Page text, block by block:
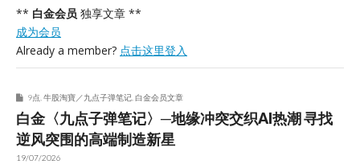
** 白金会员 独享文章 **
成为会员
Already a member? 点击这里登入
9点 牛股淘寶／九点子弹笔记 白金会员文章
白金〈九点子弹笔记〉─地缘冲突交织AI热潮 寻找
逆风突围的高端制造新星
19/07/2026